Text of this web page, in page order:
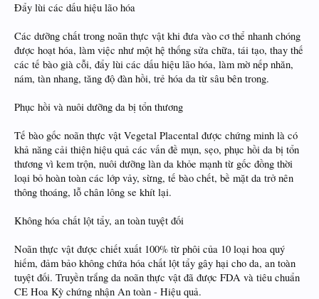
Đẩy lùi các dấu hiệu lão hóa
Các dưỡng chất trong noãn thực vật khi đưa vào cơ thể nhanh chóng
được hoạt hóa, làm việc như một hệ thống sửa chữa, tái tạo, thay thế
các tế bào già cỗi, đẩy lùi các dấu hiệu lão hóa, làm mờ nếp nhăn,
nám, tàn nhang, tăng độ đàn hồi, trẻ hóa da từ sâu bên trong.
Phục hồi và nuôi dưỡng da bị tổn thương
Tế bào gốc noãn thực vật Vegetal Placental được chứng minh là có
khả năng cải thiện hiệu quả các vấn đề mụn, sẹo, phục hồi da bị tổn
thương vì kem trộn, nuôi dưỡng làn da khỏe mạnh từ gốc đồng thời
loại bỏ hoàn toàn các lớp vảy, sừng, tế bào chết, bề mặt da trở nên
thông thoáng, lỗ chân lông se khít lại.
Không hóa chất lột tẩy, an toàn tuyệt đối
Noãn thực vật được chiết xuất 100% từ phôi của 10 loại hoa quý
hiếm, đảm bảo không chứa hóa chất lột tẩy gây hại cho da, an toàn
tuyệt đối. Truyền trắng da noãn thực vật đã được FDA và tiêu chuẩn
CE Hoa Kỳ chứng nhận An toàn - Hiệu quả.